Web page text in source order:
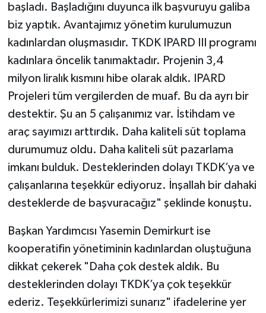
başladı. Başladığını duyunca ilk başvuruyu galiba
biz yaptık. Avantajımız yönetim kurulumuzun
kadınlardan oluşmasıdır. TKDK IPARD III programı
kadınlara öncelik tanımaktadır. Projenin 3,4
milyon liralık kısmını hibe olarak aldık. IPARD
Projeleri tüm vergilerden de muaf. Bu da ayrı bir
destektir. Şu an 5 çalışanımız var. İstihdam ve
araç sayımızı arttırdık. Daha kaliteli süt toplama
durumumuz oldu. Daha kaliteli süt pazarlama
imkanı bulduk. Desteklerinden dolayı TKDK’ya ve
çalışanlarına teşekkür ediyoruz. İnşallah bir dahaki
desteklerde de başvuracağız" şeklinde konuştu.
Başkan Yardımcısı Yasemin Demirkurt ise
kooperatifin yönetiminin kadınlardan oluştuğuna
dikkat çekerek "Daha çok destek aldık. Bu
desteklerinden dolayı TKDK’ya çok teşekkür
ederiz. Teşekkürlerimizi sunarız" ifadelerine yer